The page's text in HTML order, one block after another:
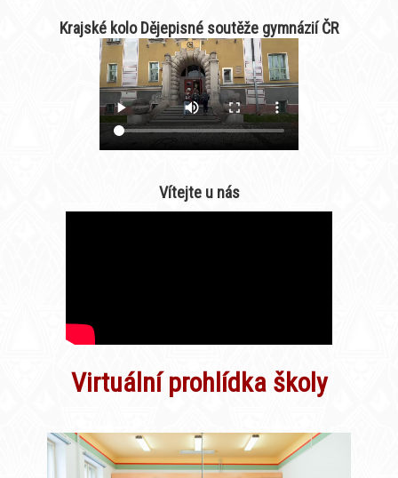
Krajské kolo Dějepisné soutěže gymnázií ČR
Vítejte u nás
Virtuální prohlídka školy